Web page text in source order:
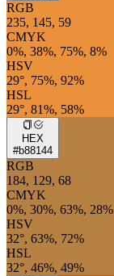
RGB
235, 145, 59
CMYK
0%, 38%, 75%, 8%
HSV
29°, 75%, 92%
HSL
29°, 81%, 58%
HEX
#b88144
RGB
184, 129, 68
CMYK
0%, 30%, 63%, 28%
HSV
32°, 63%, 72%
HSL
32°, 46%, 49%